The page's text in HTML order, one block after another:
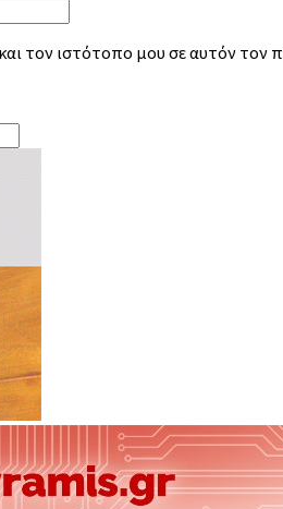
τον ιστότοπο μου σε αυτόν τον